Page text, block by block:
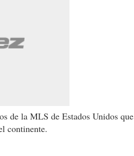
de la MLS de Estados Unidos que
continente.